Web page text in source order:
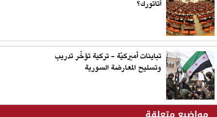
أتاتورك؟
تباينات أميركيّة - تركية تؤخّر تدريب
وتسليح المعارضة السورية